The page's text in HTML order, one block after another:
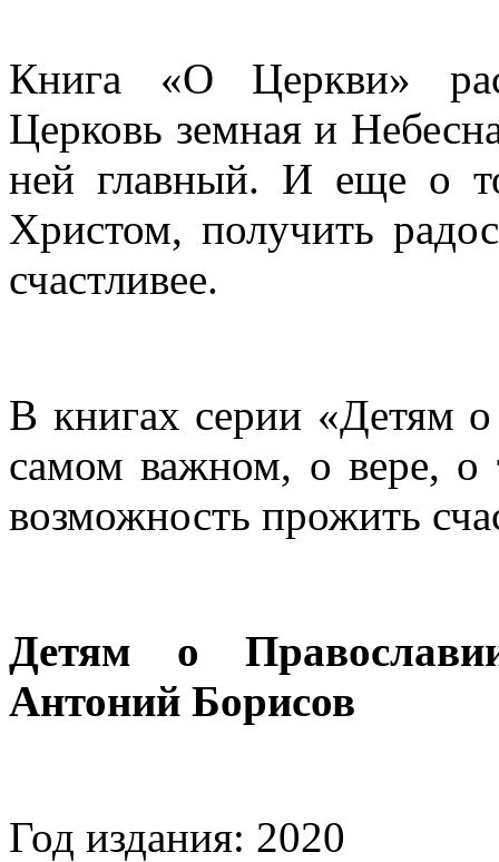
Книга «О Церкви»
Церковь земная и
ней главный. И еще о
Христом, получить
счастливее.
В книгах серии «Детям
самом важном, о вере, о
возможность прожить
Детям о
Антоний Борисов
Год издания: 2020